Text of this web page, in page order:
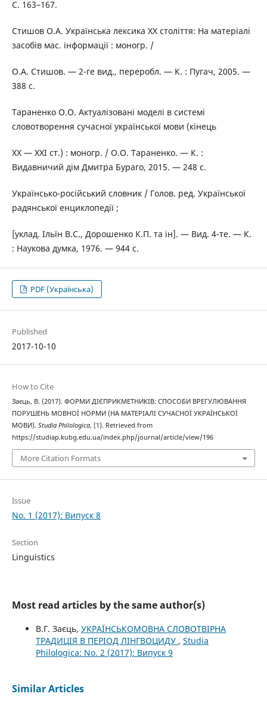
С. 163–167.
Стишов О.А. Українська лексика ХХ століття: На матеріалі
засобів мас. інформації : моногр. /
О.А. Стишов. — 2-ге вид., переробл. — К. : Пугач, 2005. —
388 с.
Тараненко О.О. Актуалізовані моделі в системі
словотворення сучасної української мови (кінець
ХХ — ХХІ ст.) : моногр. / О.О. Тараненко. — К. :
Видавничий дім Дмитра Бураго, 2015. — 248 с.
Українсько-російський словник / Голов. ред. Української
радянської енциклопедії ;
[уклад. Ільїн В.С., Дорошенко К.П. та ін]. — Вид. 4-те. — К.
: Наукова думка, 1976. — 944 с.
PDF (Українська)
Published
2017-10-10
How to Cite
Заєць, В. (2017). ФОРМИ ДІЄПРИКМЕТНИКІВ: СПОСОБИ ВРЕГУЛЮВАННЯ
ПОРУШЕНЬ МОВНОЇ НОРМИ (НА МАТЕРІАЛІ СУЧАСНОЇ УКРАЇНСЬКОЇ
МОВИ). Studia Philologica, (1). Retrieved from
https://studiap.kubg.edu.ua/index.php/journal/article/view/196
More Citation Formats
Issue
No. 1 (2017): Випуск 8
Section
Linguistics
Most read articles by the same author(s)
В.Г. Заєць, УКРАЇНСЬКОМОВНА СЛОВОТВІРНА
ТРАДИЦІЯ В ПЕРІОД ЛІНГВОЦИДУ , Studia
Philologica: No. 2 (2017): Випуск 9
Similar Articles